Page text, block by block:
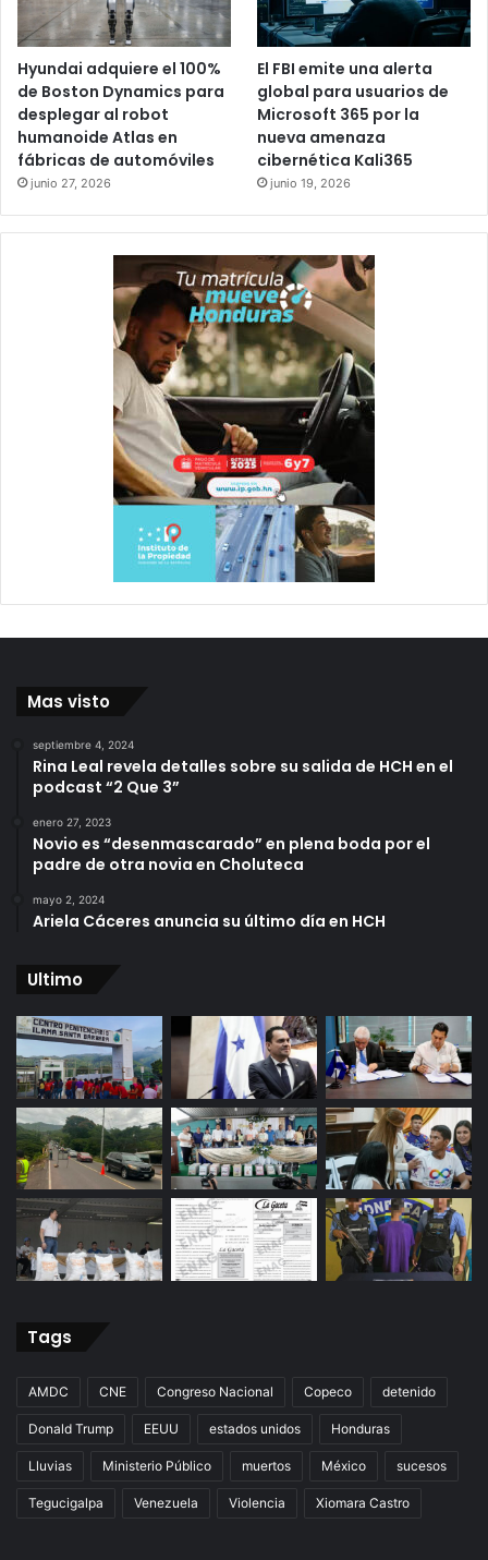
Hyundai adquiere el 100%
de Boston Dynamics para
desplegar al robot
humanoide Atlas en
fábricas de automóviles
junio 27, 2026
El FBI emite una alerta
global para usuarios de
Microsoft 365 por la
nueva amenaza
cibernética Kali365
junio 19, 2026
Mas visto
septiembre 4, 2024
Rina Leal revela detalles sobre su salida de HCH en el
podcast “2 Que 3”
enero 27, 2023
Novio es “desenmascarado” en plena boda por el
padre de otra novia en Choluteca
mayo 2, 2024
Ariela Cáceres anuncia su último día en HCH
Ultimo
Tags
AMDC CNE Congreso Nacional Copeco detenido
Donald Trump EEUU estados unidos Honduras
Lluvias Ministerio Público muertos México sucesos
Tegucigalpa Venezuela Violencia Xiomara Castro